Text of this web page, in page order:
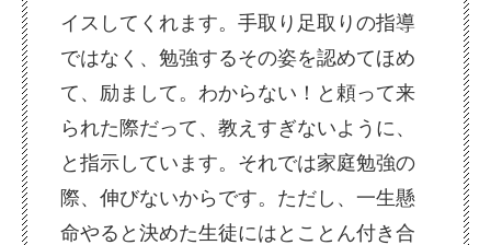
イスしてくれます。手取り足取りの指導
ではなく、勉強するその姿を認めてほめ
て、励まして。わからない！と頼って来
られた際だって、教えすぎないように、
と指示しています。それでは家庭勉強の
際、伸びないからです。ただし、一生懸
命やると決めた生徒にはとことん付き合